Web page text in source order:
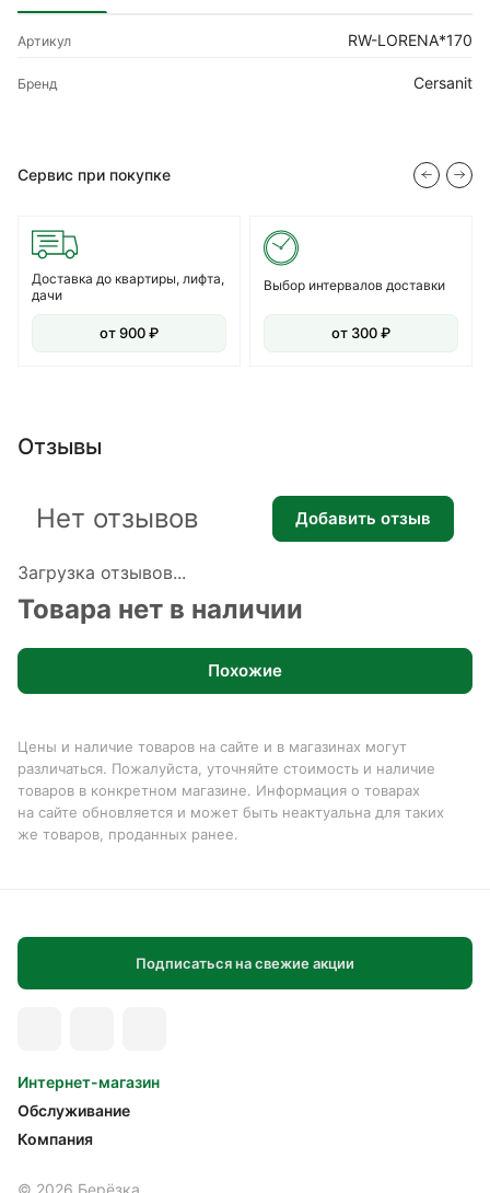
Артикул RW-LORENA*170
Бренд Cersanit
Сервис при покупке
Доставка до квартиры, лифта,
дачи
от 900 ₽
Выбор интервалов доставки
от 300 ₽
Отзывы
Загрузка отзывов...
Нет отзывов Добавить отзыв
Товара нет в наличии
Похожие
Цены и наличие товаров на сайте и в магазинах могут
различаться. Пожалуйста, уточняйте стоимость и наличие
товаров в конкретном магазине. Информация о товарах
на сайте обновляется и может быть неактуальна для таких
же товаров, проданных ранее.
Подписаться на свежие акции
Интернет-магазин
Обслуживание
Компания
© 2026 Берёзка